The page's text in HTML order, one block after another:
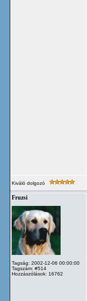
Kiváló dolgozó
Fruzsi
Tagság: 2002-12-06 00:00:00
Tagszám: #514
Hozzászólások: 16762